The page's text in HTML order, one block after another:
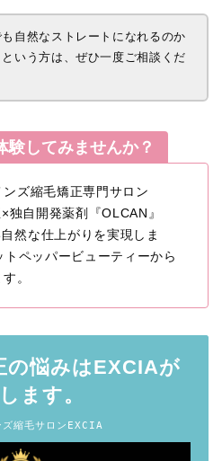
も自然なストレートになれるのか
いう方は、ぜひ一度ご相談くだ
験してみませんか？
ズ縮毛矯正専門サロン
独自開発薬剤『OLCAN』
然な仕上がりを実現しま
ペッパービューティーから
。
の悩みはEXCIAが
ます。
ズ縮毛サロンEXCIA